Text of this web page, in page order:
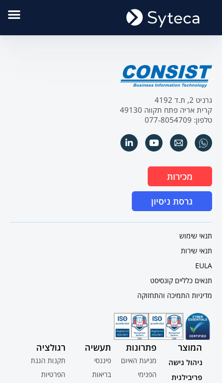
גרניט 2, ת.ד 4192
קרית אריה פתח תקווה 49130
טלפון: 077-8054709
מכירות
גרסת ניסיון
תנאי שימוש
תנאי שירות
EULA
תנאים כלליים קונסיסט
מדיניות התמיכה והתחזוקה
המוצר
ניהול גישה
פריבילגית
פתרונות
מניעת האיום
הפנימי
תעשיה
פיננסי
בריאות
רגולציה
תקנות הגנת
הפרטיות